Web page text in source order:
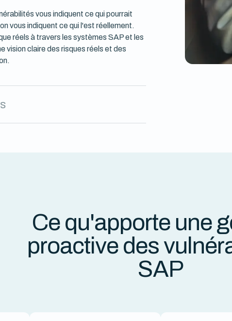
vous indiquent ce qui pourrait
vous indiquent ce qui l'est réellement.
réels à travers les systèmes SAP et les
vision claire des risques réels et des
Ce qu'apporte une
proactive des
SAP